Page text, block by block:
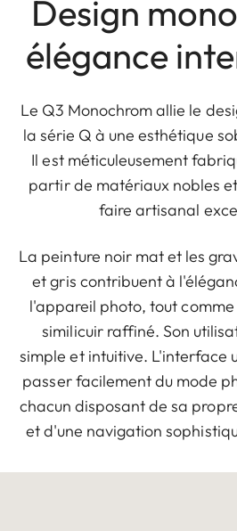
Design
élégance
Le Q3 Monochrom allie le
la série Q à une esthétique
Il est méticuleusement
partir de matériaux nobles
faire artisanal
La peinture noir mat et les
et gris contribuent à
l'appareil photo, tout
similicuir raffiné. Son
simple et intuitive. L'interface
passer facilement du mode
chacun disposant de sa
et d'une navigation